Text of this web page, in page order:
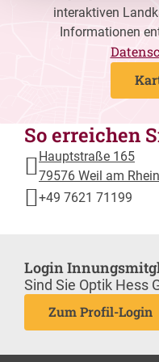
interaktiven
Informationen
So erreichen
Hauptstraße 165
79576 Weil am Rhein
+49 7621 71199
Login
Sind Sie Optik Hess
Zum Profil-Login